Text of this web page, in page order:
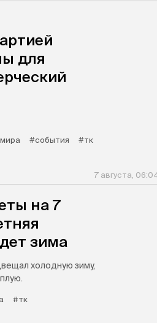
для
#события #тк
7 августа,
на 7
зима
холодную зиму,
#тк